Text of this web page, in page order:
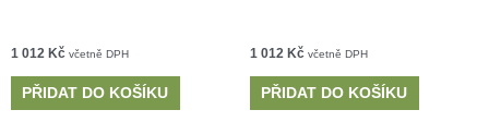
1 012 Kč včetně DPH
PŘIDAT DO KOŠÍKU
1 012 Kč včetně DPH
PŘIDAT DO KOŠÍKU